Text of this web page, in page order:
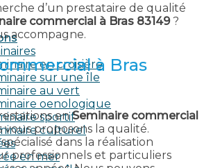
en croisière
sur une île
au vert
oenologique
sportif
culturel
en mer
d’un prestataire de qualité
commercial à Bras 83149?
accompagne.
à Bras
enSeminaire commercial
vous proposons la qualité.
dans la réalisation
professionnels et particuliers